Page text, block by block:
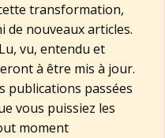
transformation,
de nouveaux articles.
vu, entendu et
à être mis à jour.
publications passées
vous puissiez les
moment